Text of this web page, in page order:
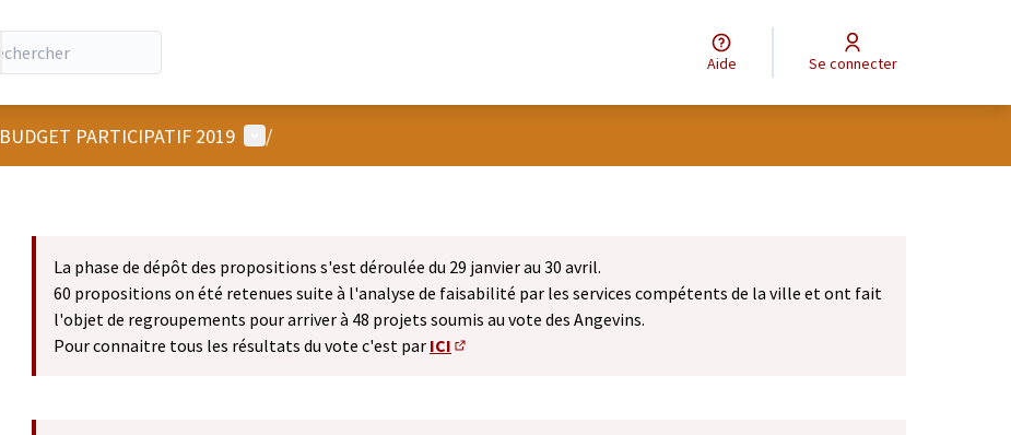
Aide Se connecter
BUDGET PARTICIPATIF 2019 Menu utilisateur
/
La phase de dépôt des propositions s'est déroulée du 29 janvier au 30 avril.
60 propositions on été retenues suite à l'analyse de faisabilité par les services compétents de la ville et ont fait
l'objet de regroupements pour arriver à 48 projets soumis au vote des Angevins.
Pour connaitre tous les résultats du vote c'est par ICI